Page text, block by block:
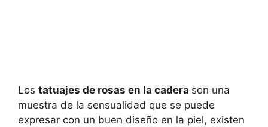
Los tatuajes de rosas en la cadera son una
muestra de la sensualidad que se puede
expresar con un buen diseño en la piel, existen